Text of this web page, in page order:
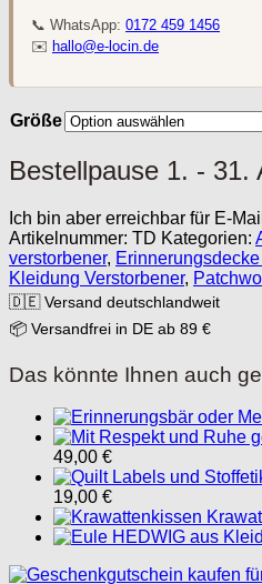
📞 WhatsApp: 0172 459 1456
✉️ hallo@e-locin.de
Größe
Bestellpause 1. - 31.
Ich bin aber erreichbar für E-
Artikelnummer: TD Kategorien:
verstorbener,
Kleidung Verstorbener,
🇩🇪 Versand deutschlandweit
📦 Versandfrei in DE ab 89 €
Das könnte Ihnen auch
49,00 €
19,00 €Preisspanne:
5,00 €
bis